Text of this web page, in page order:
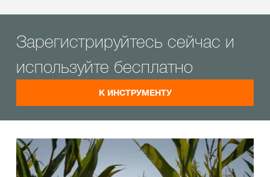
Зарегистрируйтесь сейчас и
используйте бесплатно
К ИНСТРУМЕНТУ